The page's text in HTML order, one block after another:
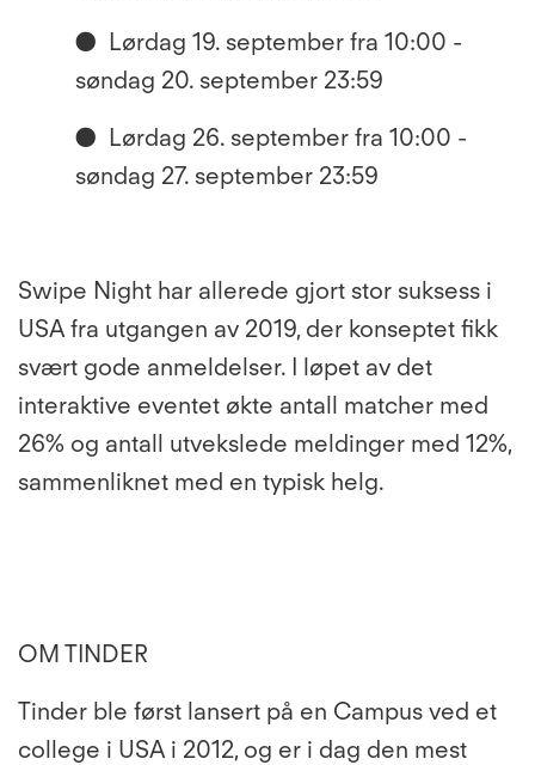
● Lørdag 19. september fra 10:00 -
søndag 20. september 23:59
● Lørdag 26. september fra 10:00 -
søndag 27. september 23:59
Swipe Night har allerede gjort stor suksess i
USA fra utgangen av 2019, der konseptet fikk
svært gode anmeldelser. I løpet av det
interaktive eventet økte antall matcher med
26% og antall utvekslede meldinger med 12%,
sammenliknet med en typisk helg.
OM TINDER
Tinder ble først lansert på en Campus ved et
college i USA i 2012, og er i dag den mest